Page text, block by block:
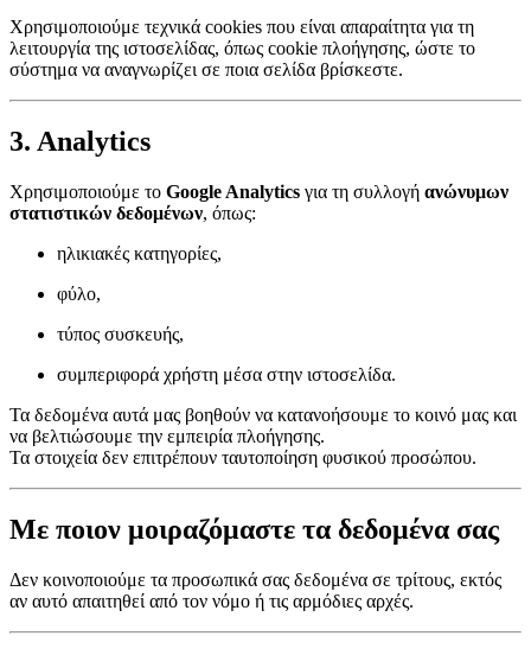
Χρησιμοποιούμε τεχνικά cookies που είναι απαραίτητα για τη
λειτουργία της ιστοσελίδας, όπως cookie πλοήγησης, ώστε το
σύστημα να αναγνωρίζει σε ποια σελίδα βρίσκεστε.
3. Analytics
Χρησιμοποιούμε το Google Analytics για τη συλλογή ανώνυμων
στατιστικών δεδομένων, όπως:
ηλικιακές κατηγορίες,
φύλο,
τύπος συσκευής,
συμπεριφορά χρήστη μέσα στην ιστοσελίδα.
Τα δεδομένα αυτά μας βοηθούν να κατανοήσουμε το κοινό μας και
να βελτιώσουμε την εμπειρία πλοήγησης.
Τα στοιχεία δεν επιτρέπουν ταυτοποίηση φυσικού προσώπου.
Με ποιον μοιραζόμαστε τα δεδομένα σας
Δεν κοινοποιούμε τα προσωπικά σας δεδομένα σε τρίτους, εκτός
αν αυτό απαιτηθεί από τον νόμο ή τις αρμόδιες αρχές.